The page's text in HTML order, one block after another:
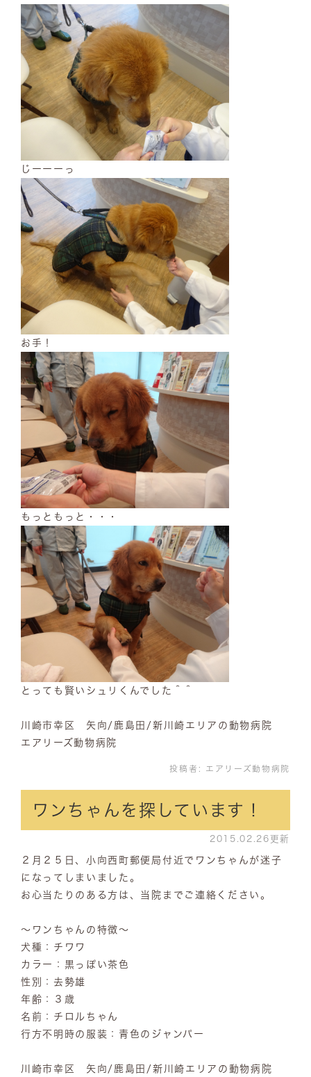
じーーーっ
お手！
もっともっと・・・
とっても賢いシュリくんでした＾＾
川崎市幸区 矢向/鹿島田/新川崎エリアの動物病院
エアリーズ動物病院
投稿者: エアリーズ動物病院
ワンちゃんを探しています！
2015.02.26更新
２月２５日、小向西町郵便局付近でワンちゃんが迷子
になってしまいました。
お心当たりのある方は、当院までご連絡ください。
～ワンちゃんの特徴～
犬種：チワワ
カラー：黒っぽい茶色
性別：去勢雄
年齢：３歳
名前：チロルちゃん
行方不明時の服装：青色のジャンパー
川崎市幸区 矢向/鹿島田/新川崎エリアの動物病院